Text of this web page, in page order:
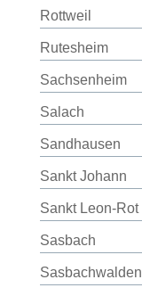
Rottweil
Rutesheim
Sachsenheim
Salach
Sandhausen
Sankt Johann
Sankt Leon-Rot
Sasbach
Sasbachwalden